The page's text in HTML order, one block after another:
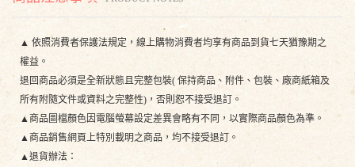
▲ 依照消費者保護法規定，線上購物消費者均享有商品到貨七天猶豫期之
權益。
退回商品必須是全新狀態且完整包裝( 保持商品、附件、包裝、廠商紙箱及
所有附隨文件或資料之完整性)，否則恕不接受退訂。
▲商品圖檔顏色因電腦螢幕設定差異會略有不同，以實際商品顏色為準。
▲商品銷售網頁上特別載明之商品，均不接受退訂。
▲退貨辦法：